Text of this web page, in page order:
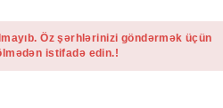
Öz şərhlərinizi göndərmək üçün
istifadə edin.!